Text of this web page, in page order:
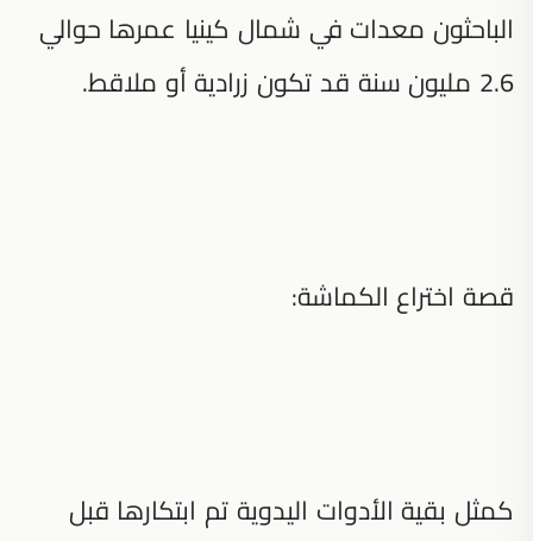
الباحثون معدات في شمال كينيا عمرها حوالي
2.6 مليون سنة قد تكون زرادية أو ملاقط.
قصة اختراع الكماشة:
كمثل بقية الأدوات اليدوية تم ابتكارها قبل